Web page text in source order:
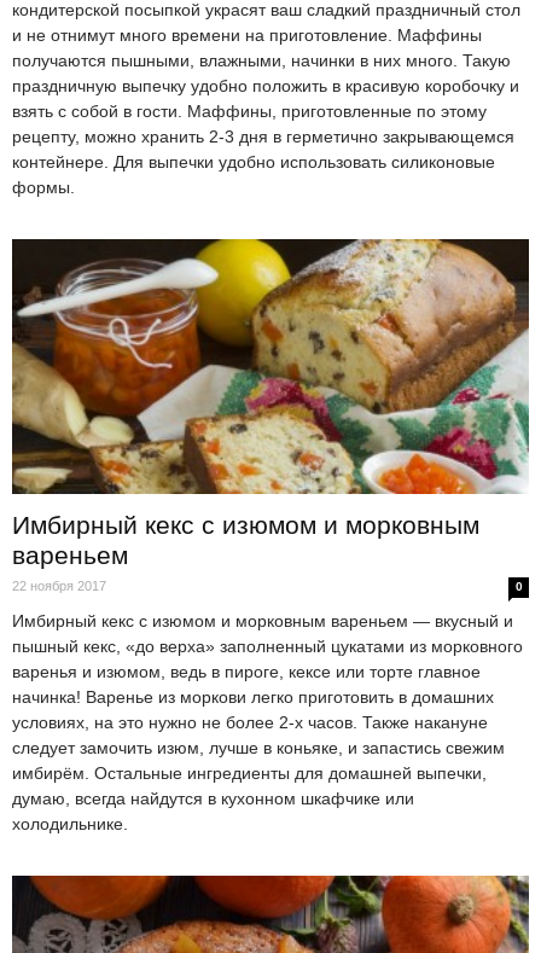
кондитерской посыпкой украсят ваш сладкий праздничный стол
и не отнимут много времени на приготовление. Маффины
получаются пышными, влажными, начинки в них много. Такую
праздничную выпечку удобно положить в красивую коробочку и
взять с собой в гости. Маффины, приготовленные по этому
рецепту, можно хранить 2-3 дня в герметично закрывающемся
контейнере. Для выпечки удобно использовать силиконовые
формы.
Имбирный кекс с изюмом и морковным
вареньем
22 ноября 2017 0
Имбирный кекс с изюмом и морковным вареньем — вкусный и
пышный кекс, «до верха» заполненный цукатами из морковного
варенья и изюмом, ведь в пироге, кексе или торте главное
начинка! Варенье из моркови легко приготовить в домашних
условиях, на это нужно не более 2-х часов. Также накануне
следует замочить изюм, лучше в коньяке, и запастись свежим
имбирём. Остальные ингредиенты для домашней выпечки,
думаю, всегда найдутся в кухонном шкафчике или
холодильнике.